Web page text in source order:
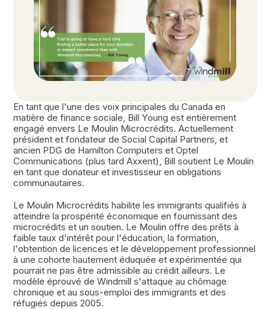
En tant que l'une des voix principales du Canada en
matière de finance sociale, Bill Young est entièrement
engagé envers Le Moulin Microcrédits. Actuellement
président et fondateur de Social Capital Partners, et
ancien PDG de Hamilton Computers et Optel
Communications (plus tard Axxent), Bill soutient Le Moulin
en tant que donateur et investisseur en obligations
communautaires.
Le Moulin Microcrédits habilite les immigrants qualifiés à
atteindre la prospérité économique en fournissant des
microcrédits et un soutien. Le Moulin offre des prêts à
faible taux d'intérêt pour l'éducation, la formation,
l'obtention de licences et le développement professionnel
à une cohorte hautement éduquée et expérimentée qui
pourrait ne pas être admissible au crédit ailleurs. Le
modèle éprouvé de Windmill s'attaque au chômage
chronique et au sous-emploi des immigrants et des
réfugiés depuis 2005.